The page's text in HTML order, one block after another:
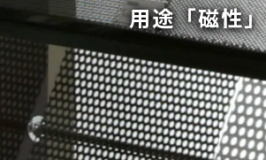
用途「磁性」